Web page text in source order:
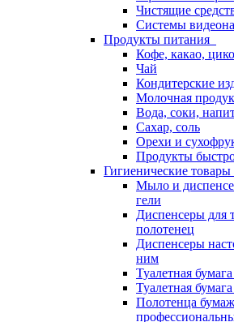
Чистящие
Системы
Продукты питания
Кофе, какао,
Чай
Кондитерские
Молочная
Вода, соки,
Сахар, соль
Орехи и
Продукты
Гигиенические товары
Мыло и
гели
Диспенсеры для
полотенец
Диспенсеры
ним
Туалетная
Туалетная
Полотенца